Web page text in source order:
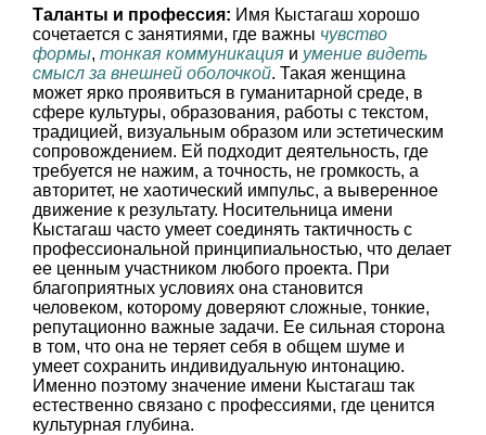
Таланты и профессия: Имя Кыстагаш хорошо
сочетается с занятиями, где важны чувство
формы, тонкая коммуникация и умение видеть
смысл за внешней оболочкой. Такая женщина
может ярко проявиться в гуманитарной среде, в
сфере культуры, образования, работы с текстом,
традицией, визуальным образом или эстетическим
сопровождением. Ей подходит деятельность, где
требуется не нажим, а точность, не громкость, а
авторитет, не хаотический импульс, а выверенное
движение к результату. Носительница имени
Кыстагаш часто умеет соединять тактичность с
профессиональной принципиальностью, что делает
ее ценным участником любого проекта. При
благоприятных условиях она становится
человеком, которому доверяют сложные, тонкие,
репутационно важные задачи. Ее сильная сторона
в том, что она не теряет себя в общем шуме и
умеет сохранить индивидуальную интонацию.
Именно поэтому значение имени Кыстагаш так
естественно связано с профессиями, где ценится
культурная глубина.